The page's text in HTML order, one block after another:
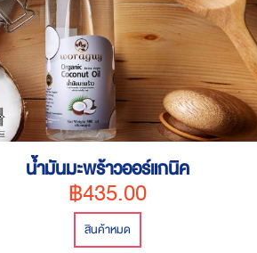
น้ำมันมะพร้าวออร์แกนิค
฿435.00
สินค้าหมด